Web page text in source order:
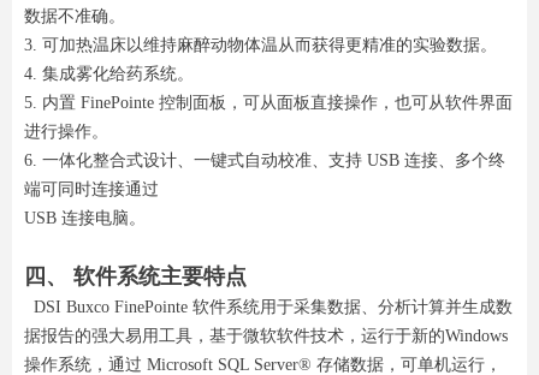
数据不准确。
3. 可加热温床以维持麻醉动物体温从而获得更精准的实验数据。
4. 集成雾化给药系统。
5. 内置 FinePointe 控制面板，可从面板直接操作，也可从软件界面
进行操作。
6. 一体化整合式设计、一键式自动校准、支持 USB 连接、多个终
端可同时连接通过
USB 连接电脑。
四、 软件系统主要特点
DSI Buxco FinePointe 软件系统用于采集数据、分析计算并生成数
据报告的强大易用工具，基于微软软件技术，运行于新的Windows
操作系统，通过 Microsoft SQL Server® 存储数据，可单机运行，